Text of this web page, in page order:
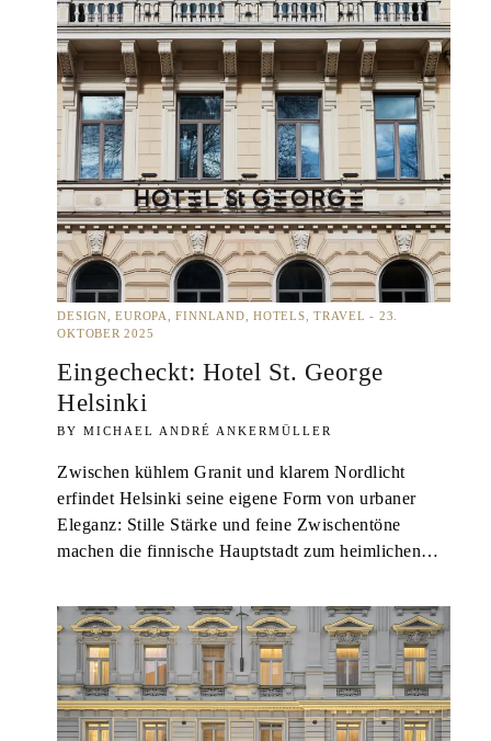
DESIGN EUROPA FINNLAND HOTELS TRAVEL
23.
OKTOBER 2025
Eingecheckt: Hotel St. George
Helsinki
MICHAEL ANDRÉ ANKERMÜLLER
Zwischen kühlem Granit und klarem Nordlicht
erfindet Helsinki seine eigene Form von urbaner
Eleganz: Stille Stärke und feine Zwischentöne
machen die finnische Hauptstadt zum heimlichen…